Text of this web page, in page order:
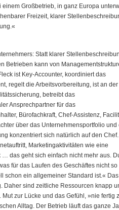
Großbetrieb, in ganz Europa
Freizeit, klarer
Statt klarer
Betrieben kann von
ist Key-Accounter, koordiniert das
regelt die Arbeitsvorbereitung, ist an der
betreibt das
Ansprechpartner für das
Bürofachkraft, Chef-Assistenz,
über das Unternehmensportfolio und
konzentriert sich natürlich auf den Chef.
Marketingaktivitäten wie eine
… das geht sich einfach nicht mehr aus.
für das Laufen des Geschäftes nicht so
schon ein allgemeiner Standard ist.« Das
Daher sind zeitliche Ressourcen knapp
zur Lücke und das Gefühl, »nie fertig
Alltag. Der Betrieb läuft das ganze